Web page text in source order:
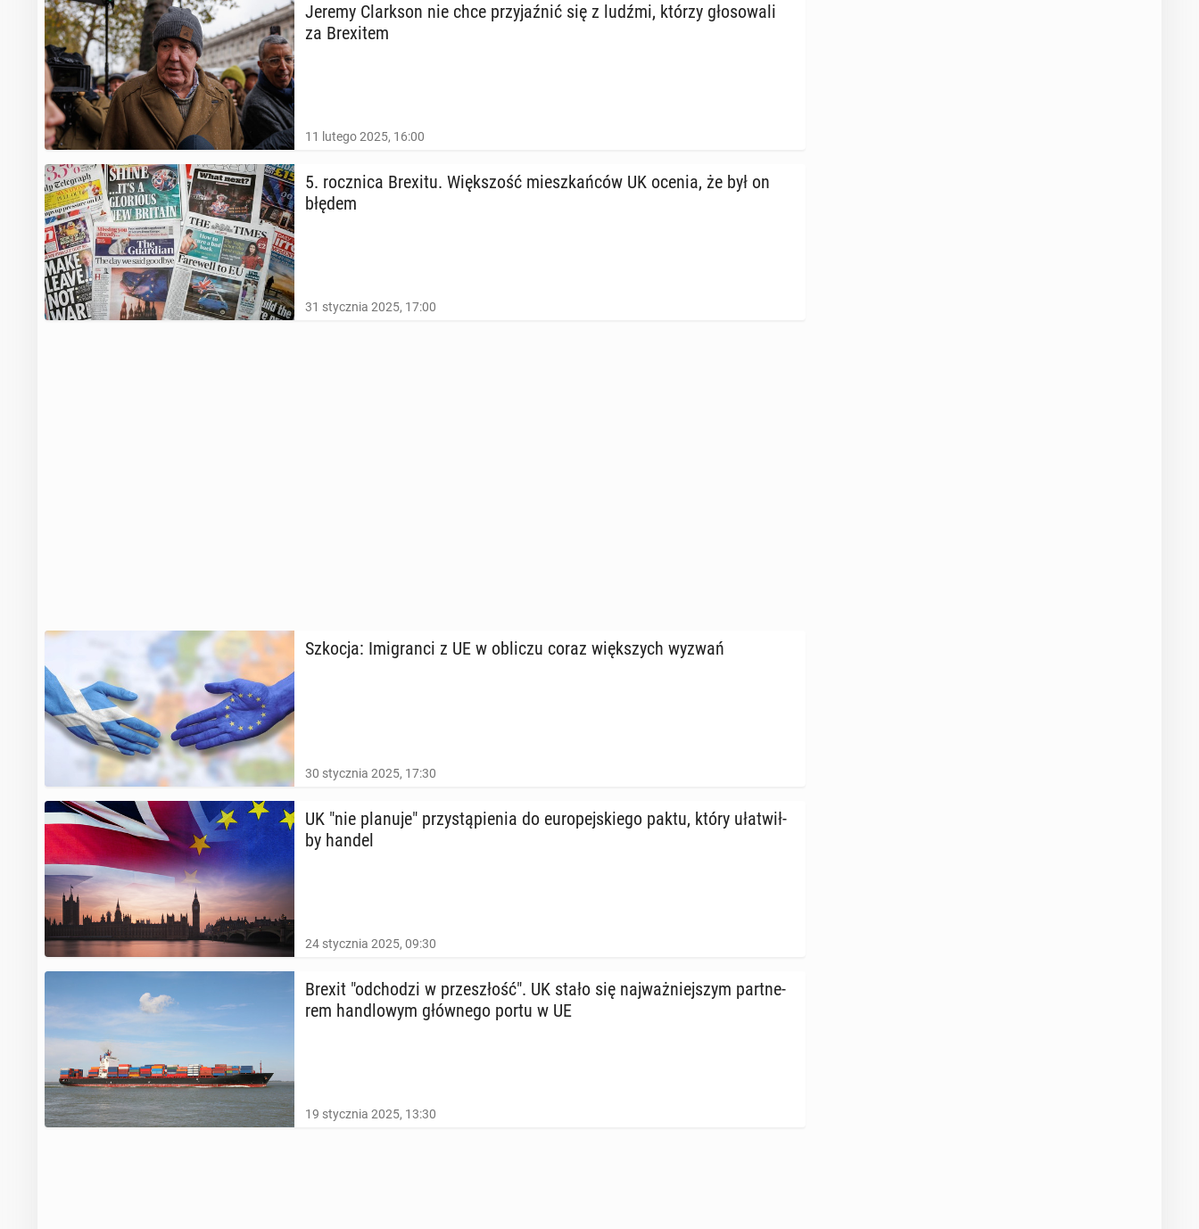
Jeremy Clark­son nie chce przy­jaź­nić się z ludźmi, którzy gło­so­wa­li
za Bre­xi­tem
11 lutego 2025, 16:00
5. rocz­ni­ca Brexitu. Więk­szość miesz­kań­ców UK ocenia, że był on
błędem
31 stycznia 2025, 17:00
Szkocja: Imi­gran­ci z UE w obliczu coraz więk­szych wyzwań
30 stycznia 2025, 17:30
UK "nie planuje" przy­stą­pie­nia do eu­ro­pej­skie­go paktu, który uła­twił­
by handel
24 stycznia 2025, 09:30
Brexit "od­cho­dzi w prze­szłość". UK stało się naj­waż­niej­szym part­ne­
rem han­dlo­wym głów­ne­go portu w UE
19 stycznia 2025, 13:30